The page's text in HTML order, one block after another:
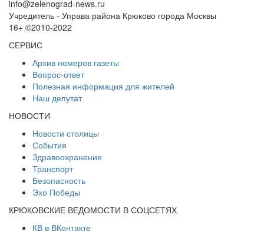
info@zelenograd-news.ru
Учредитель - Управа района Крюково города Москвы
16+ ©2010-2022
СЕРВИС
Архив номеров газеты
Вопрос-ответ
Полезная информация для жителей
Наш депутат
НОВОСТИ
Новости столицы
События
Здравоохранение
Транспорт
Безопасность
Эхо Победы
КРЮКОВСКИЕ ВЕДОМОСТИ В СОЦСЕТЯХ
КВ в ВКонтакте